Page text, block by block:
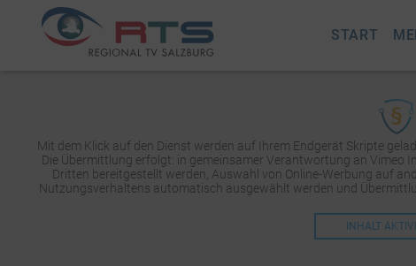
START
Mit dem Klick auf den Dienst werden auf Ihrem Endgerät Skripte
Die Übermittlung erfolgt: in gemeinsamer Verantwortung an Vimeo
Dritten bereitgestellt werden, Auswahl von Online-Werbung auf
Nutzungsverhaltens automatisch ausgewählt werden und
INHALT